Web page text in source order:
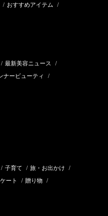
/ おすすめアイテム /
/ 最新美容ニュース /
ナービューティ /
/ 子育て / 旅・お出かけ /
ート / 贈り物 /